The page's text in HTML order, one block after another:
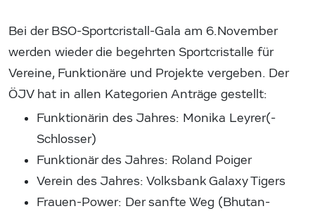
Bei der BSO-Sportcristall-Gala am 6.November
werden wieder die begehrten Sportcristalle für
Vereine, Funktionäre und Projekte vergeben. Der
ÖJV hat in allen Kategorien Anträge gestellt:
Funktionärin des Jahres: Monika Leyrer(-
Schlosser)
Funktionär des Jahres: Roland Poiger
Verein des Jahres: Volksbank Galaxy Tigers
Frauen-Power: Der sanfte Weg (Bhutan-